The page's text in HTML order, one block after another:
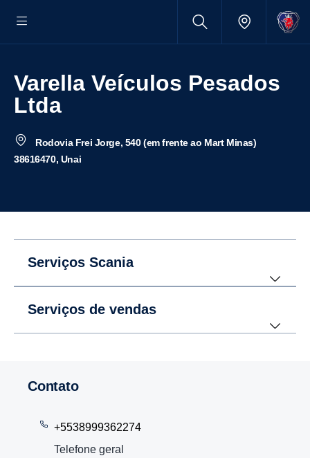
Varella Veículos Pesados
Ltda
Rodovia Frei Jorge, 540 (em frente ao Mart Minas)
38616470, Unai
Serviços Scania
Serviços de vendas
Contato
+5538999362274
Telefone geral